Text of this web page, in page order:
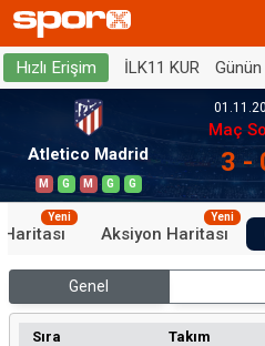
Hızlı Erişim İLK11 KUR
Atletico Madrid
M G M G G
Maç
3 -
Haritası
Yeni
Aksiyon Haritası
Yeni
Genel
Sıra Takım